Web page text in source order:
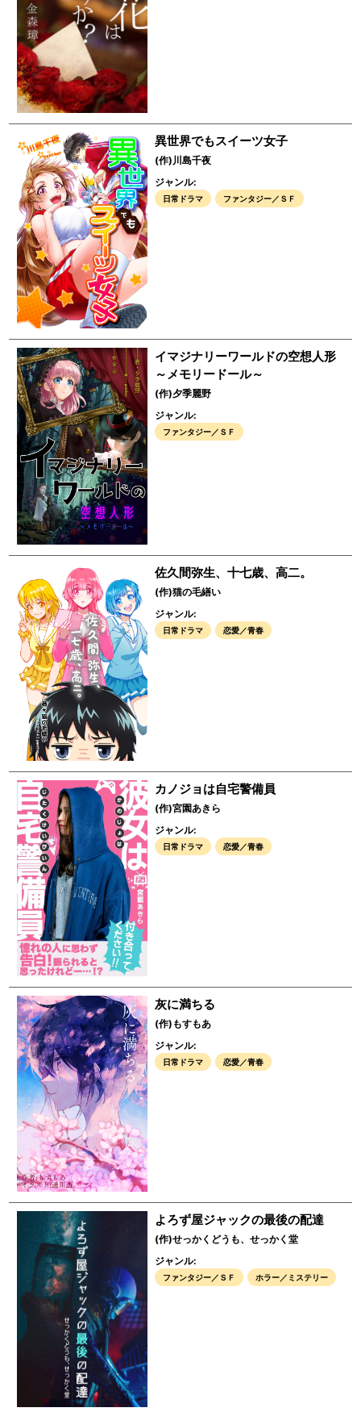
異世界でもスイーツ女子
(作)川島千夜
ジャンル:
日常ドラマ ファンタジー／ＳＦ
イマジナリーワールドの空想人形
～メモリードール～
(作)夕季麗野
ジャンル:
ファンタジー／ＳＦ
佐久間弥生、十七歳、高二。
(作)猫の毛繕い
ジャンル:
日常ドラマ 恋愛／青春
カノジョは自宅警備員
(作)宮園あきら
ジャンル:
日常ドラマ 恋愛／青春
灰に満ちる
(作)もすもあ
ジャンル:
日常ドラマ 恋愛／青春
よろず屋ジャックの最後の配達
(作)せっかくどうも、せっかく堂
ジャンル:
ファンタジー／ＳＦ ホラー／ミステリー